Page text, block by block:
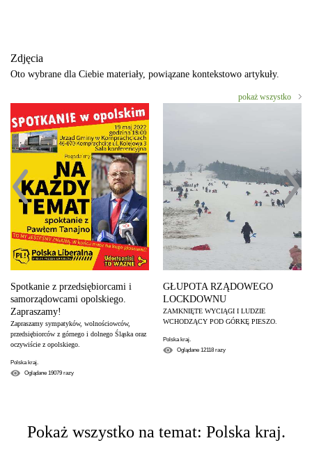
Zdjęcia
Oto wybrane dla Ciebie materiały, powiązane kontekstowo artykuły.
pokaż wszystko
Spotkanie z przedsiębiorcami i
samorządowcami opolskiego.
Zapraszamy!
Zapraszamy sympatyków, wolnościowców,
przedsiębiorców z górnego i dolnego Śląska oraz
oczywiście z opolskiego.
Polska kraj.
Oglądane 19079 razy
GŁUPOTA RZĄDOWEGO
LOCKDOWNU
ZAMKNIĘTE WYCIĄGI I LUDZIE
WCHODZĄCY POD GÓRKĘ PIESZO.
Polska kraj.
Oglądane 12118 razy
Pokaż wszystko na temat: Polska kraj.